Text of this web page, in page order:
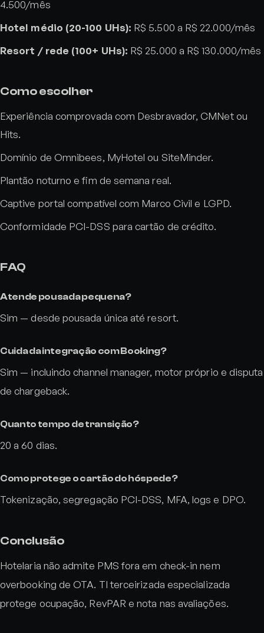
4.500/mês
Hotel médio (20-100 UHs): R$ 5.500 a R$ 22.000/mês
Resort / rede (100+ UHs): R$ 25.000 a R$ 130.000/mês
Como escolher
Experiência comprovada com Desbravador, CMNet ou
Hits.
Domínio de Omnibees, MyHotel ou SiteMinder.
Plantão noturno e fim de semana real.
Captive portal compatível com Marco Civil e LGPD.
Conformidade PCI-DSS para cartão de crédito.
FAQ
Atende pousada pequena?
Sim — desde pousada única até resort.
Cuida da integração com Booking?
Sim — incluindo channel manager, motor próprio e disputa
de chargeback.
Quanto tempo de transição?
20 a 60 dias.
Como protege o cartão do hóspede?
Tokenização, segregação PCI-DSS, MFA, logs e DPO.
Conclusão
Hotelaria não admite PMS fora em check-in nem
overbooking de OTA. TI terceirizada especializada
protege ocupação, RevPAR e nota nas avaliações.